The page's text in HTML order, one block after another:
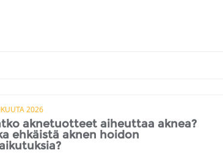
2026
aknetuotteet aiheuttaa aknea?
ehkäistä aknen hoidon